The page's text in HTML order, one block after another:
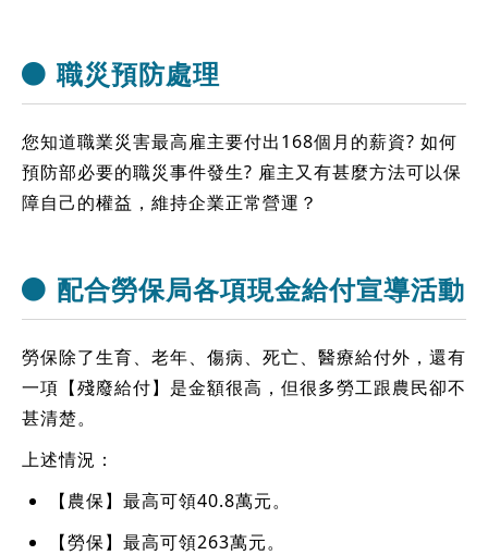
職災預防處理
您知道職業災害最高雇主要付出168個月的薪資? 如何
預防部必要的職災事件發生? 雇主又有甚麼方法可以保
障自己的權益，維持企業正常營運？
配合勞保局各項現金給付宣導活動
勞保除了生育、老年、傷病、死亡、醫療給付外，還有
一項【殘廢給付】是金額很高，但很多勞工跟農民卻不
甚清楚。
上述情況：
【農保】最高可領40.8萬元。
【勞保】最高可領263萬元。